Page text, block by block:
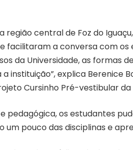
região central de Foz do
a conversa com os
da Universidade, as formas
instituição”, explica Berenice
Cursinho Pré-vestibular da
pedagógica, os estudantes
pouco das disciplinas e